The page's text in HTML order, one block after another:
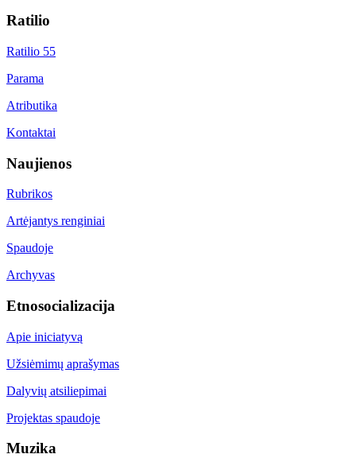
Ratilio
Ratilio 55
Parama
Atributika
Kontaktai
Naujienos
Rubrikos
Artėjantys renginiai
Spaudoje
Archyvas
Etnosocializacija
Apie iniciatyvą
Užsiėmimų aprašymas
Dalyvių atsiliepimai
Projektas spaudoje
Muzika